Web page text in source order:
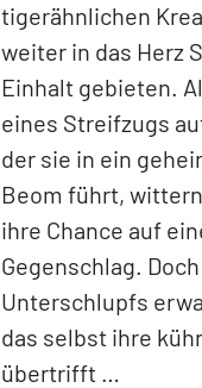
tigerähnlichen
weiter in das Herz
Einhalt gebieten.
eines Streifzugs
der sie in ein
Beom führt,
ihre Chance auf
Gegenschlag.
Unterschlupfs
das selbst ihre
übertrifft …